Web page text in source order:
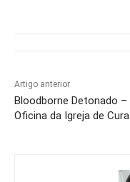
Artigo anterior
Bloodborne Detonado –
Oficina da Igreja de Cura